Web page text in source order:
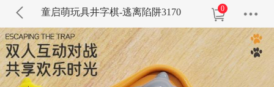
童启萌玩具井字棋-逃离陷阱3170 0